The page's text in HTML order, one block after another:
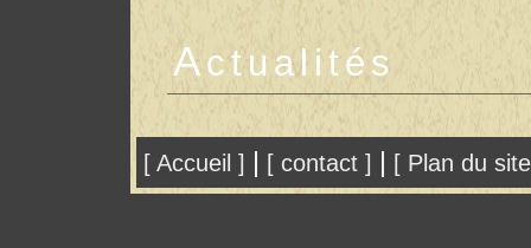
Actualités
[ Accueil ] | [ contact ] | [ Plan du